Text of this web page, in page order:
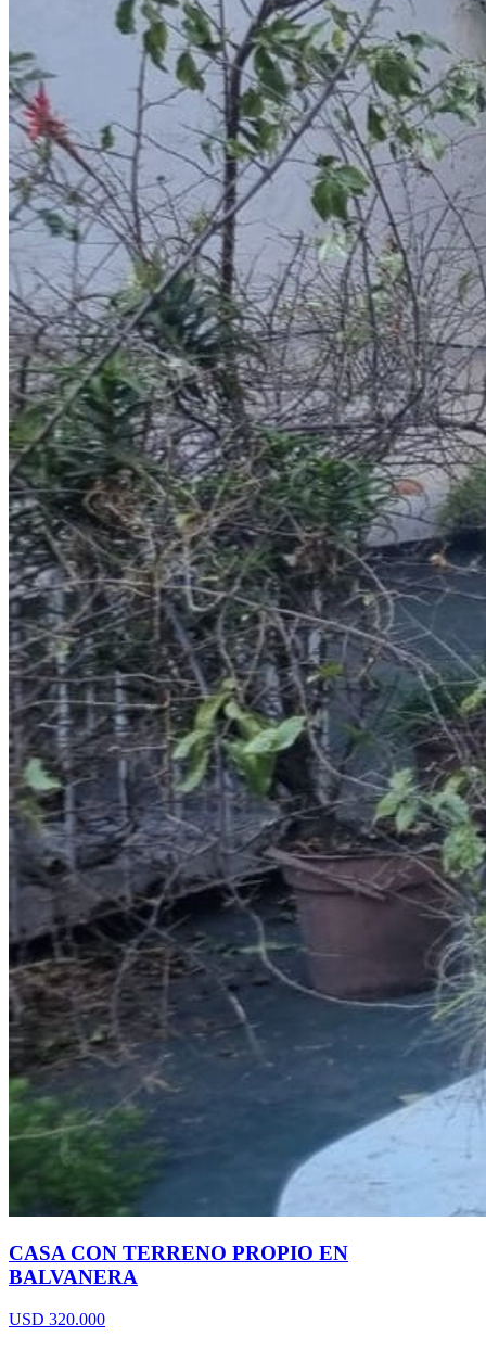
CASA CON TERRENO PROPIO EN
BALVANERA
USD 320.000